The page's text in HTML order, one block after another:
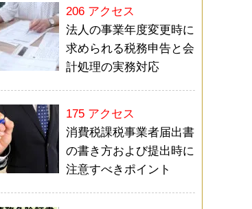
206 アクセス
法人の事業年度変更時に
求められる税務申告と会
計処理の実務対応
175 アクセス
消費税課税事業者届出書
の書き方および提出時に
注意すべきポイント